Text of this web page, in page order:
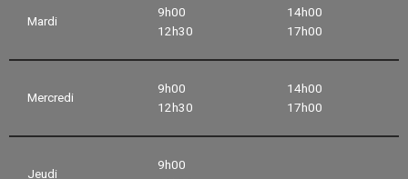
Mardi
9h00
12h30
14h00
17h00
Mercredi
9h00
12h30
14h00
17h00
Jeudi
9h00